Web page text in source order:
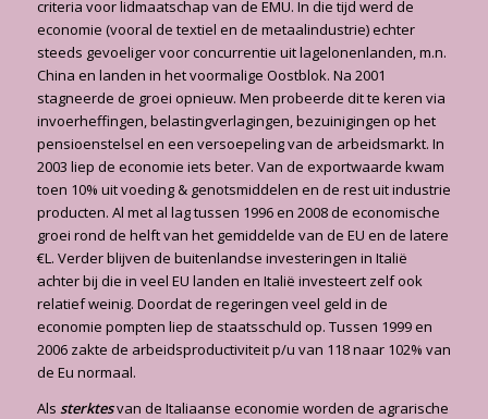
criteria voor lidmaatschap van de EMU. In die tijd werd de
economie (vooral de textiel en de metaalindustrie) echter
steeds gevoeliger voor concurrentie uit lagelonenlanden, m.n.
China en landen in het voormalige Oostblok. Na 2001
stagneerde de groei opnieuw. Men pro­beerde dit te keren via
invoerheffingen, belastingverlagingen, bezuinigingen op het
pensioenstelsel en een versoepeling van de arbeidsmarkt. In
2003 liep de economie iets beter. Van de exportwaarde kwam
toen 10% uit voeding & genotsmiddelen en de rest uit industrie
producten. Al met al lag tussen 1996 en 2008 de economische
groei rond de helft van het gemiddelde van de EU en de latere
€L. Verder blijven de buitenlandse investeringen in Italië
achter bij die in veel EU landen en Italië investeert zelf ook
relatief weinig. Doordat de regeringen veel geld in de
economie pompten liep de staatsschuld op. Tussen 1999 en
2006 zakte de arbeidsproductiviteit p/u van 118 naar 102% van
de Eu normaal.
Als sterktesvan de Italiaanse economie worden de agrarische